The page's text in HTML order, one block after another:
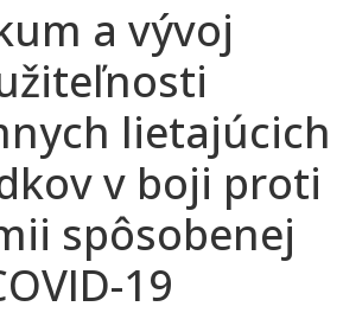
a vývoj
lietajúcich
v boji proti
spôsobenej
19